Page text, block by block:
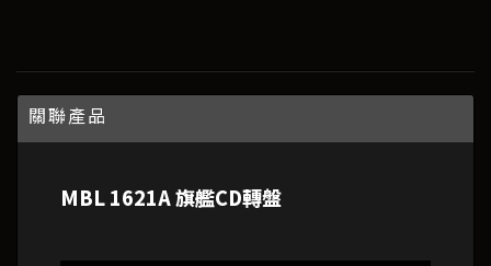
關聯產品
MBL 1621A 旗艦CD轉盤